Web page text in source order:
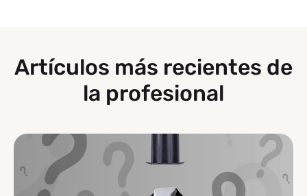
Artículos más recientes de
la profesional